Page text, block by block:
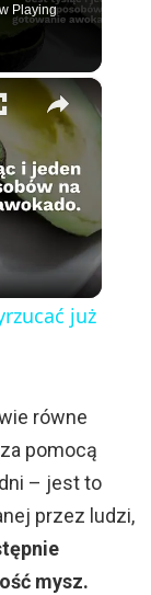
Playing
×
już
równe
pomocą
– jest to
przez ludzi,
mysz.